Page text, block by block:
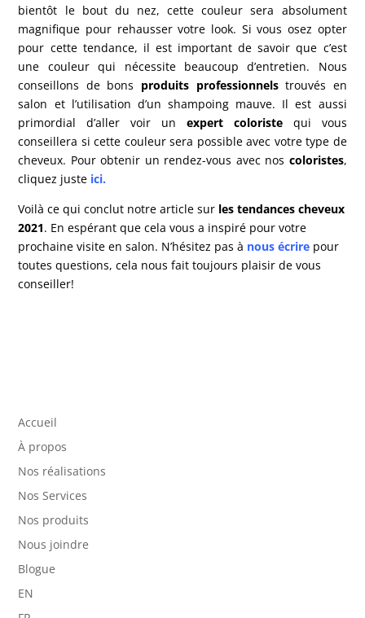
bientôt le bout du nez, cette couleur sera absolument
magnifique pour rehausser votre look. Si vous osez opter
pour cette tendance, il est important de savoir que c’est
une couleur qui nécessite beaucoup d’entretien. Nous
conseillons de bons produits professionnelstrouvés en
salon et l’utilisation d’un shampoing mauve. Il est aussi
primordial d’aller voir un expert coloristequi vous
conseillera si cette couleur sera possible avec votre type de
cheveux. Pour obtenir un rendez-vous avec nos coloristes,
cliquez juste ici.
Voilà ce qui conclut notre article sur les tendances cheveux
2021. En espérant que cela vous a inspiré pour votre
prochaine visite en salon. N’hésitez pas à nous écrire pour
toutes questions, cela nous fait toujours plaisir de vous
conseiller!
Accueil
À propos
Nos réalisations
Nos Services
Nos produits
Nous joindre
Blogue
EN